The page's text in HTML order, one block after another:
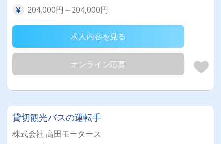
204,000円～204,000円
求人内容を見る
オンライン応募
貸切観光バスの運転手
株式会社 高田モータース